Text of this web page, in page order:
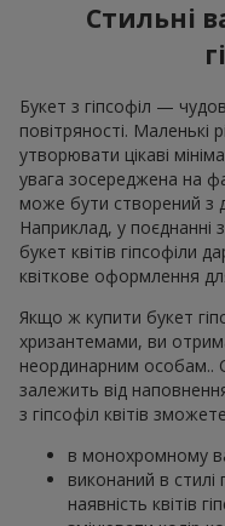
Стильні
Букет з гіпсофіл —
повітряності. Маленькі
утворювати цікаві
увага зосереджена на
може бути створений з
Наприклад, у
букет квітів гіпсофіли
квіткове оформлення
Якщо ж купити букет
хризантемами, ви
неординарним особам..
залежить від
з гіпсофіл квітів
в монохромному
виконаний в стилі
наявність квітів